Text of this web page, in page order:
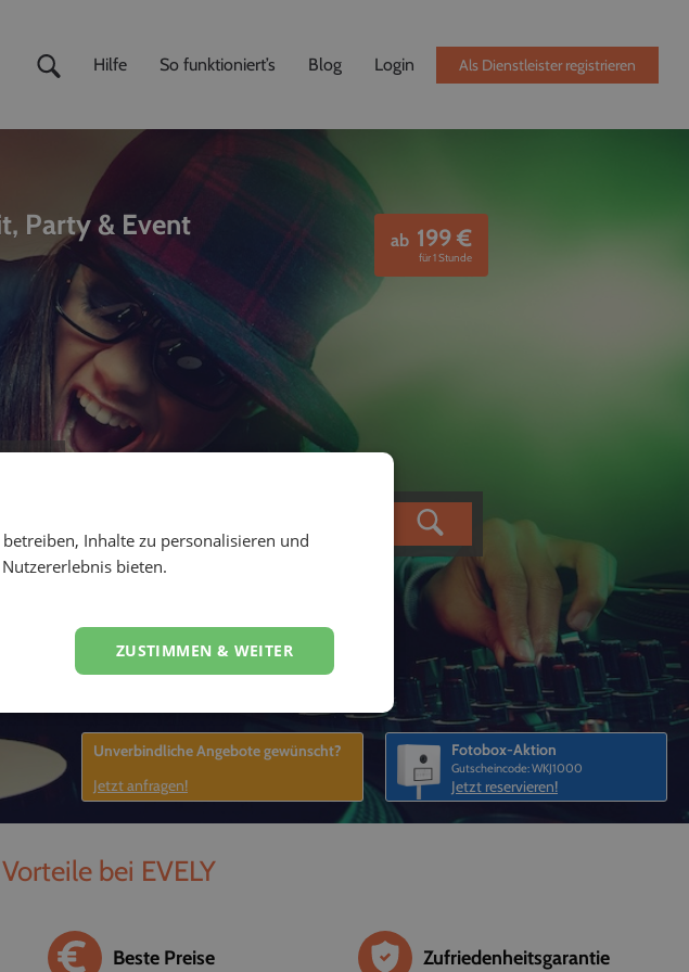
Hilfe So funktioniert’s Blog Login Als Dienstleister registrieren
Party & Event ab 199€
für 1 Stunde
Fotobox-Aktion
Gutscheincode: WKJ1000
Jetzt reservieren!
Unverbindliche Angebote gewünscht?
Jetzt anfragen!
bei EVELY
Beste Preise Zufriedenheitsgarantie
Inhalte zu personalisieren und
bieten.
ZUSTIMMEN & WEITER